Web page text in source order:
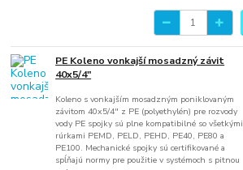
PE Koleno vonkajší mosadzný závit
40x5/4"
Koleno s vonkajším mosadzným poniklovaným
závitom 40x5/4" z PE (polyethylén) pre rozvody
vody PE spojky sú plne kompatibilné so všetkými
rúrkami PEMD, PELD, PEHD, PE40, PE80 a
PE100. Mechanické spojky sú certifikované a
spĺňajú normy pre použitie v systémoch s pitnou